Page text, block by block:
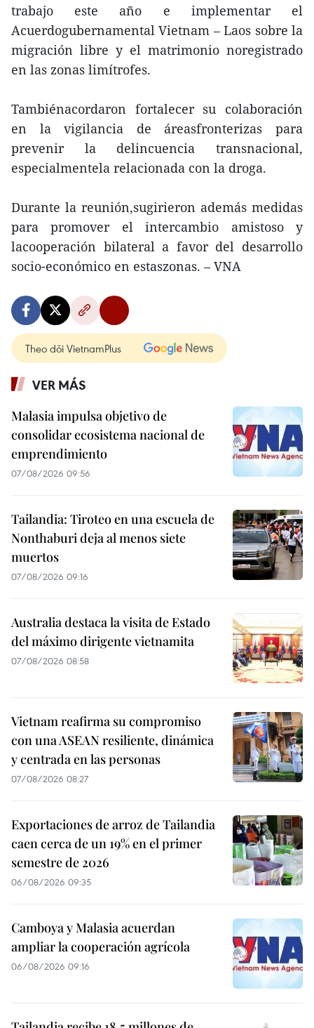
trabajo este año e implementar el
Acuerdogubernamental Vietnam – Laos sobre la
migración libre y el matrimonio noregistrado
en las zonas limítrofes.
Tambiénacordaron fortalecer su colaboración
en la vigilancia de áreasfronterizas para
prevenir la delincuencia transnacional,
especialmentela relacionada con la droga.
Durante la reunión,sugirieron además medidas
para promover el intercambio amistoso y
lacooperación bilateral a favor del desarrollo
socio-económico en estaszonas. – VNA
Theo dõi VietnamPlus
VER MÁS
Malasia impulsa objetivo de
consolidar ecosistema nacional de
emprendimiento
07/08/2026 09:56
Tailandia: Tiroteo en una escuela de
Nonthaburi deja al menos siete
muertos
07/08/2026 09:16
Australia destaca la visita de Estado
del máximo dirigente vietnamita
07/08/2026 08:58
Vietnam reafirma su compromiso
con una ASEAN resiliente, dinámica
y centrada en las personas
07/08/2026 08:27
Exportaciones de arroz de Tailandia
caen cerca de un 19% en el primer
semestre de 2026
06/08/2026 09:35
Camboya y Malasia acuerdan
ampliar la cooperación agrícola
06/08/2026 09:16